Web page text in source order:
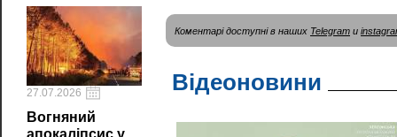
27.07.2026
Вогняний
апокаліпсис у
Коментарі доступні в наших Telegram и
Відеоновини